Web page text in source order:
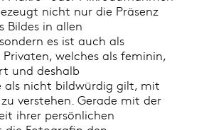
nicht nur die Präsenz
Bildes in allen
es ist auch als
welches als feminin,
und deshalb
als nicht bildwürdig gilt, mit
verstehen. Gerade mit der
ihrer persönlichen